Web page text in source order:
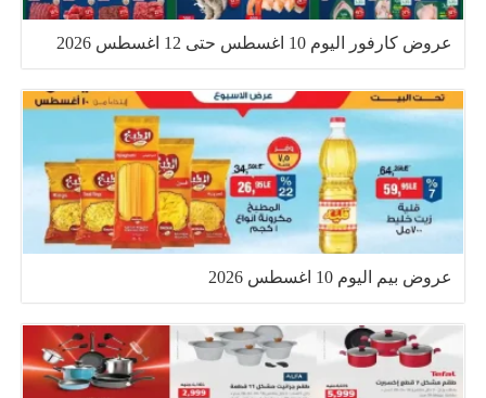
عروض كارفور اليوم 10 اغسطس حتى 12 اغسطس 2026
عروض بيم اليوم 10 اغسطس 2026